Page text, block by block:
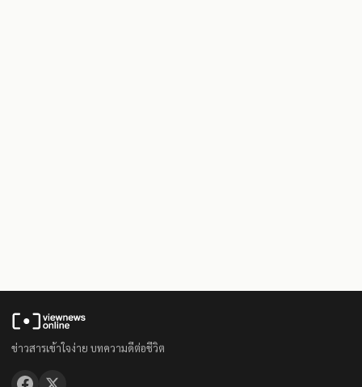
ข่าวสารเข้าใจง่าย บทความดีต่อชีวิต